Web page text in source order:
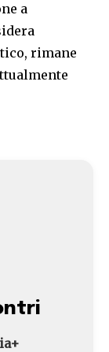
a
rimane